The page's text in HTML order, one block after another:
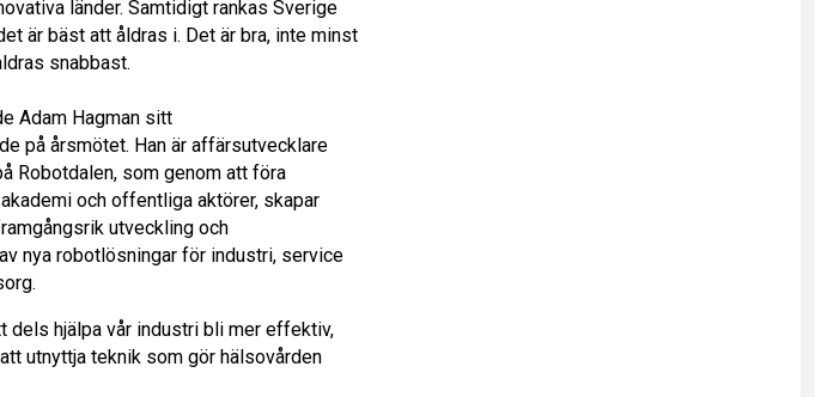
länder. Samtidigt rankas Sverige
är bäst att åldras i. Det är bra, inte minst
snabbast.
Adam Hagman sitt
på årsmötet. Han är affärsutvecklare
Robotdalen, som genom att föra
och offentliga aktörer, skapar
utveckling och
nya robotlösningar för industri, service
dels hjälpa vår industri bli mer effektiv,
utnyttja teknik som gör hälsovården